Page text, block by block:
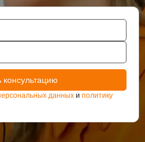
данных и политику